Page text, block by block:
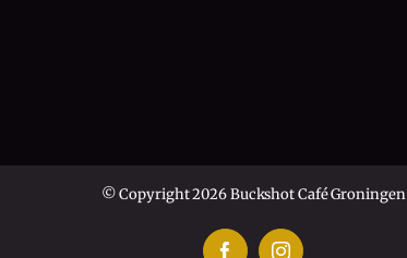
© Copyright 2026 Buckshot Café Groningen